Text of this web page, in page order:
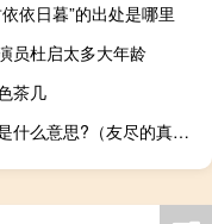
依日暮”的出处是哪里
员杜启太多大年龄
茶几
友尽是什么意思?（友尽的真正意义）